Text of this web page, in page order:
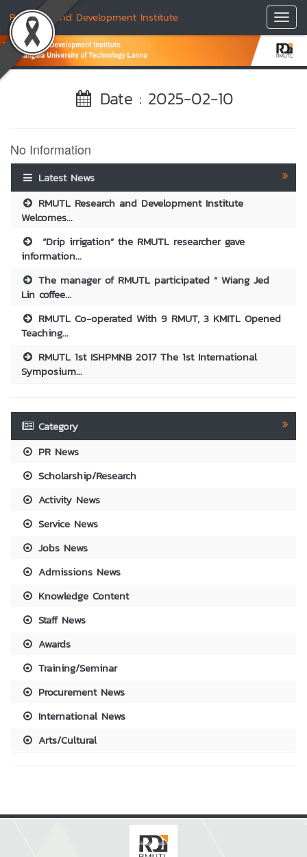
Research and Development Institute
Date : 2025-02-10
No Information
Latest News
RMUTL Research and Development Institute
Welcomes...
“Drip irrigation” the RMUTL researcher gave
information...
The manager of RMUTL participated “ Wiang Jed
Lin coffee...
RMUTL Co-operated With 9 RMUT, 3 KMITL Opened
Teaching...
RMUTL 1st ISHPMNB 2017 The 1st International
Symposium...
Category
PR News
Scholarship/Research
Activity News
Service News
Jobs News
Admissions News
Knowledge Content
Staff News
Awards
Training/Seminar
Procurement News
International News
Arts/Cultural